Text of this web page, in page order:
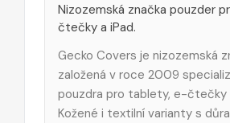
Nizozemská značka pouzder
čtečky a iPad.
Gecko Covers je nizozemská
založená v roce 2009
pouzdra pro tablety, e-čtečky
Kožené i textilní varianty s